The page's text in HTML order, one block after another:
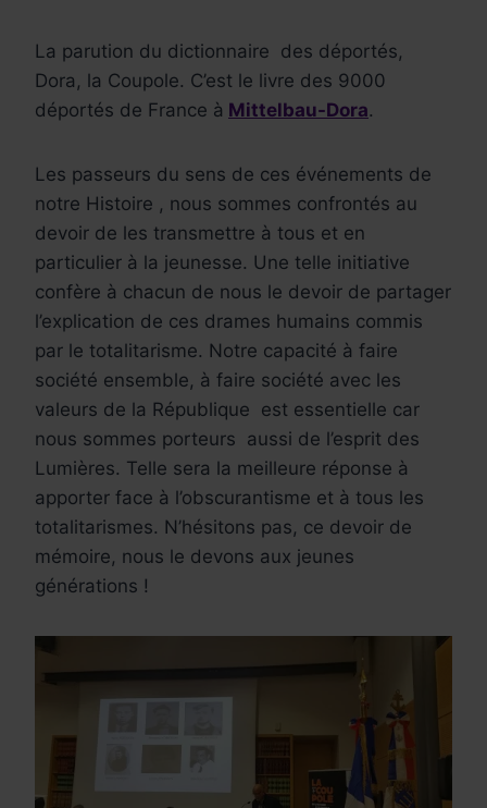
La parution du dictionnaire des déportés,
Dora, la Coupole. C’est le livre des 9000
déportés de France à Mittelbau-Dora.
Les passeurs du sens de ces événements de
notre Histoire , nous sommes confrontés au
devoir de les transmettre à tous et en
particulier à la jeunesse. Une telle initiative
confère à chacun de nous le devoir de partager
l’explication de ces drames humains commis
par le totalitarisme. Notre capacité à faire
société ensemble, à faire société avec les
valeurs de la République est essentielle car
nous sommes porteurs aussi de l’esprit des
Lumières. Telle sera la meilleure réponse à
apporter face à l’obscurantisme et à tous les
totalitarismes. N’hésitons pas, ce devoir de
mémoire, nous le devons aux jeunes
générations !